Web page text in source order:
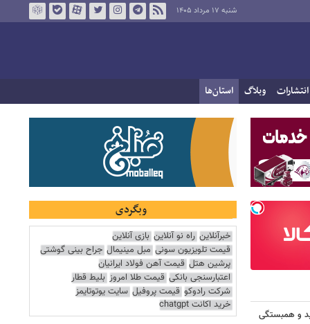
شنبه ۱۷ مرداد ۱۴۰۵
انتشارات وبلاگ استان‌ها
و همبستگی
وبگردی
خبرآنلاین راه نو آنلاین بازی آنلاین
قیمت تلویزیون سونی مبل مینیمال جراح بینی گوشتی
پرشین هتل قیمت آهن فولاد ایرانیان
اعتبارسنجی بانکی قیمت طلا امروز بلیط قطار
شرکت رادوکو قیمت پروفیل سایت یوتوتایمز
خرید اکانت chatgpt